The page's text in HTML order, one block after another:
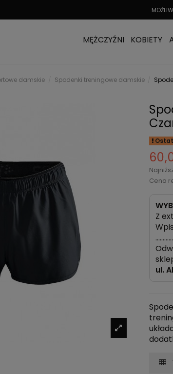
MĘŻCZYŹNI KOBIETY
damskie Spodenki treningowe damskie
Cena
Z
ul.